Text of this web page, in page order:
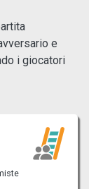
e
i giocatori